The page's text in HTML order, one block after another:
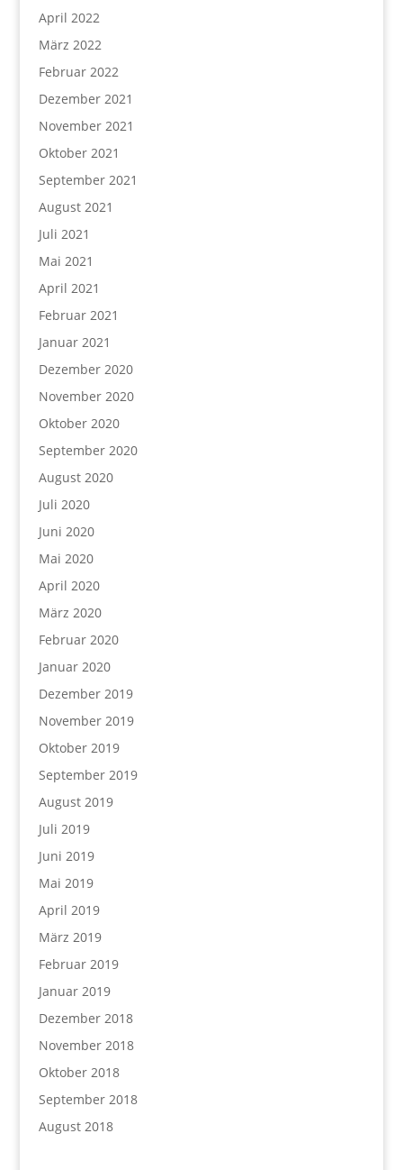
April 2022
März 2022
Februar 2022
Dezember 2021
November 2021
Oktober 2021
September 2021
August 2021
Juli 2021
Mai 2021
April 2021
Februar 2021
Januar 2021
Dezember 2020
November 2020
Oktober 2020
September 2020
August 2020
Juli 2020
Juni 2020
Mai 2020
April 2020
März 2020
Februar 2020
Januar 2020
Dezember 2019
November 2019
Oktober 2019
September 2019
August 2019
Juli 2019
Juni 2019
Mai 2019
April 2019
März 2019
Februar 2019
Januar 2019
Dezember 2018
November 2018
Oktober 2018
September 2018
August 2018